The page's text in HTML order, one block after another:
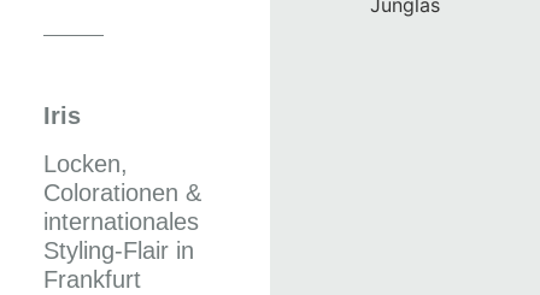
Iris
Locken,
Colorationen &
internationales
Styling-Flair in
Frankfurt